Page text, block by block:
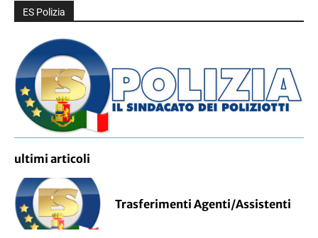
ES Polizia
ultimi articoli
Trasferimenti Agenti/Assistenti